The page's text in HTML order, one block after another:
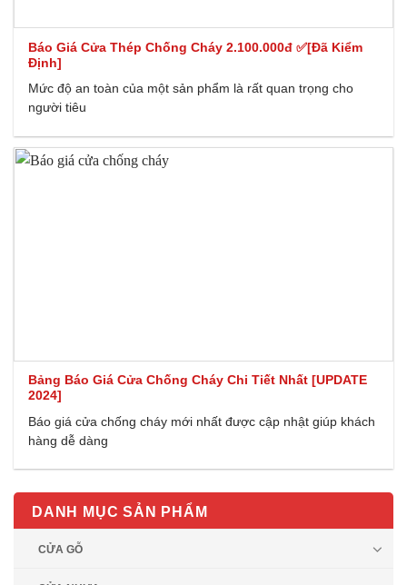
Báo Giá Cửa Thép Chống Cháy 2.100.000đ ✅[Đã Kiểm
Định]
Mức độ an toàn của một sản phẩm là rất quan trọng cho
người tiêu
Bảng Báo Giá Cửa Chống Cháy Chi Tiết Nhất [UPDATE
2024]
Báo giá cửa chống cháy mới nhất được cập nhật giúp khách
hàng dễ dàng
DANH MỤC SẢN PHẨM
CỬA GỖ